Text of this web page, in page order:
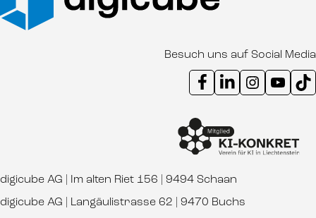
Besuch uns auf Social Media
Instagram Kanal digicube
Youtube Kanal
digicube AG | Im alten Riet 156 | 9494 Schaan
digicube AG | Langäulistrasse 62 | 9470 Buchs